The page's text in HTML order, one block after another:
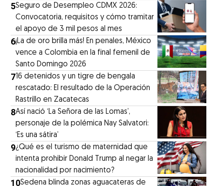
5Seguro de Desempleo CDMX 2026:
Convocatoria, requisitos y cómo tramitar
el apoyo de 3 mil pesos al mes
6¡La de oro brilla más! En penales, México
vence a Colombia en la final femenil de
Santo Domingo 2026
7 16 detenidos y un tigre de bengala
rescatado: El resultado de la Operación
Rastrillo en Zacatecas
8⁠Así nació ‘La Señora de las Lomas’,
personaje de la polémica Nay Salvatori:
‘Es una sátira’
9¿Qué es el turismo de maternidad que
intenta prohibir Donald Trump al negar la
nacionalidad por nacimiento?
10Sedena blinda zonas aguacateras de